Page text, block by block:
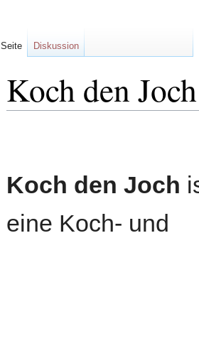
Koch den Joch
Koch den Joch
eine Koch- und
Seite Diskussion